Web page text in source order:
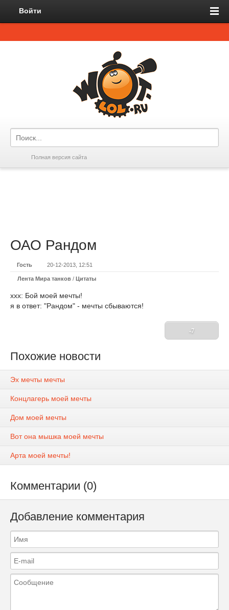
Войти
Полная версия сайта
ОАО Рандом
Гость 20-12-2013, 12:51
Лента Мира танков / Цитаты
xxx: Бой моей мечты!
я в ответ: "Рандом" - мечты сбываются!
-7
Похожие новости
Эх мечты мечты
Концлагерь моей мечты
Дом моей мечты
Вот она мышка моей мечты
Арта моей мечты!
Комментарии (0)
Добавление комментария